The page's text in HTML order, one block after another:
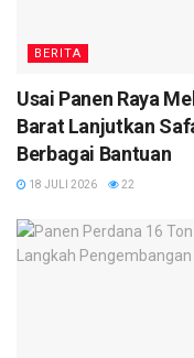
BERITA
Usai Panen Raya
Barat Lanjutkan
Berbagai Bantuan
18 JULI 2026 22